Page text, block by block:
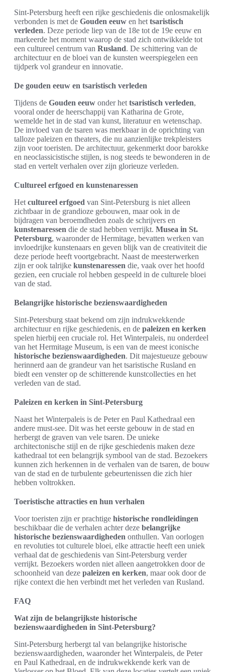
Sint-Petersburg heeft een rijke geschiedenis die onlosmakelijk
verbonden is met de Gouden eeuw en het tsaristisch
verleden. Deze periode liep van de 18e tot de 19e eeuw en
markeerde het moment waarop de stad zich ontwikkelde tot
een cultureel centrum van Rusland. De schittering van de
architectuur en de bloei van de kunsten weerspiegelen een
tijdperk vol grandeur en innovatie.
De gouden eeuw en tsaristisch verleden
Tijdens de Gouden eeuw onder het tsaristisch verleden,
vooral onder de heerschappij van Katharina de Grote,
wemelde het in de stad van kunst, literatuur en wetenschap.
De invloed van de tsaren was merkbaar in de oprichting van
talloze paleizen en theaters, die nu aanzienlijke trekpleisters
zijn voor toeristen. De architectuur, gekenmerkt door barokke
en neoclassicistische stijlen, is nog steeds te bewonderen in de
stad en vertelt verhalen over zijn glorieuze verleden.
Cultureel erfgoed en kunstenaressen
Het cultureel erfgoed van Sint-Petersburg is niet alleen
zichtbaar in de grandioze gebouwen, maar ook in de
bijdragen van beroemdheden zoals de schrijvers en
kunstenaressen die de stad hebben verrijkt. Musea in St.
Petersburg, waaronder de Hermitage, bevatten werken van
invloedrijke kunstenaars en geven blijk van de creativiteit die
deze periode heeft voortgebracht. Naast de meesterwerken
zijn er ook talrijke kunstenaressen die, vaak over het hoofd
gezien, een cruciale rol hebben gespeeld in de culturele bloei
van de stad.
Belangrijke historische bezienswaardigheden
Sint-Petersburg staat bekend om zijn indrukwekkende
architectuur en rijke geschiedenis, en de paleizen en kerken
spelen hierbij een cruciale rol. Het Winterpaleis, nu onderdeel
van het Hermitage Museum, is een van de meest iconische
historische bezienswaardigheden. Dit majestueuze gebouw
herinnerd aan de grandeur van het tsaristische Rusland en
biedt een venster op de schitterende kunstcollecties en het
verleden van de stad.
Paleizen en kerken in Sint-Petersburg
Naast het Winterpaleis is de Peter en Paul Kathedraal een
andere must-see. Dit was het eerste gebouw in de stad en
herbergt de graven van vele tsaren. De unieke
architectonische stijl en de rijke geschiedenis maken deze
kathedraal tot een belangrijk symbool van de stad. Bezoekers
kunnen zich herkennen in de verhalen van de tsaren, de bouw
van de stad en de turbulente gebeurtenissen die zich hier
hebben voltrokken.
Toeristische attracties en hun verhalen
Voor toeristen zijn er prachtige historische rondleidingen
beschikbaar die de verhalen achter deze belangrijke
historische bezienswaardigheden onthullen. Van oorlogen
en revoluties tot culturele bloei, elke attractie heeft een uniek
verhaal dat de geschiedenis van Sint-Petersburg verder
verrijkt. Bezoekers worden niet alleen aangetrokken door de
schoonheid van deze paleizen en kerken, maar ook door de
rijke context die hen verbindt met het verleden van Rusland.
FAQ
Wat zijn de belangrijkste historische
bezienswaardigheden in Sint-Petersburg?
Sint-Petersburg herbergt tal van belangrijke historische
bezienswaardigheden, waaronder het Winterpaleis, de Peter
en Paul Kathedraal, en de indrukwekkende kerk van de